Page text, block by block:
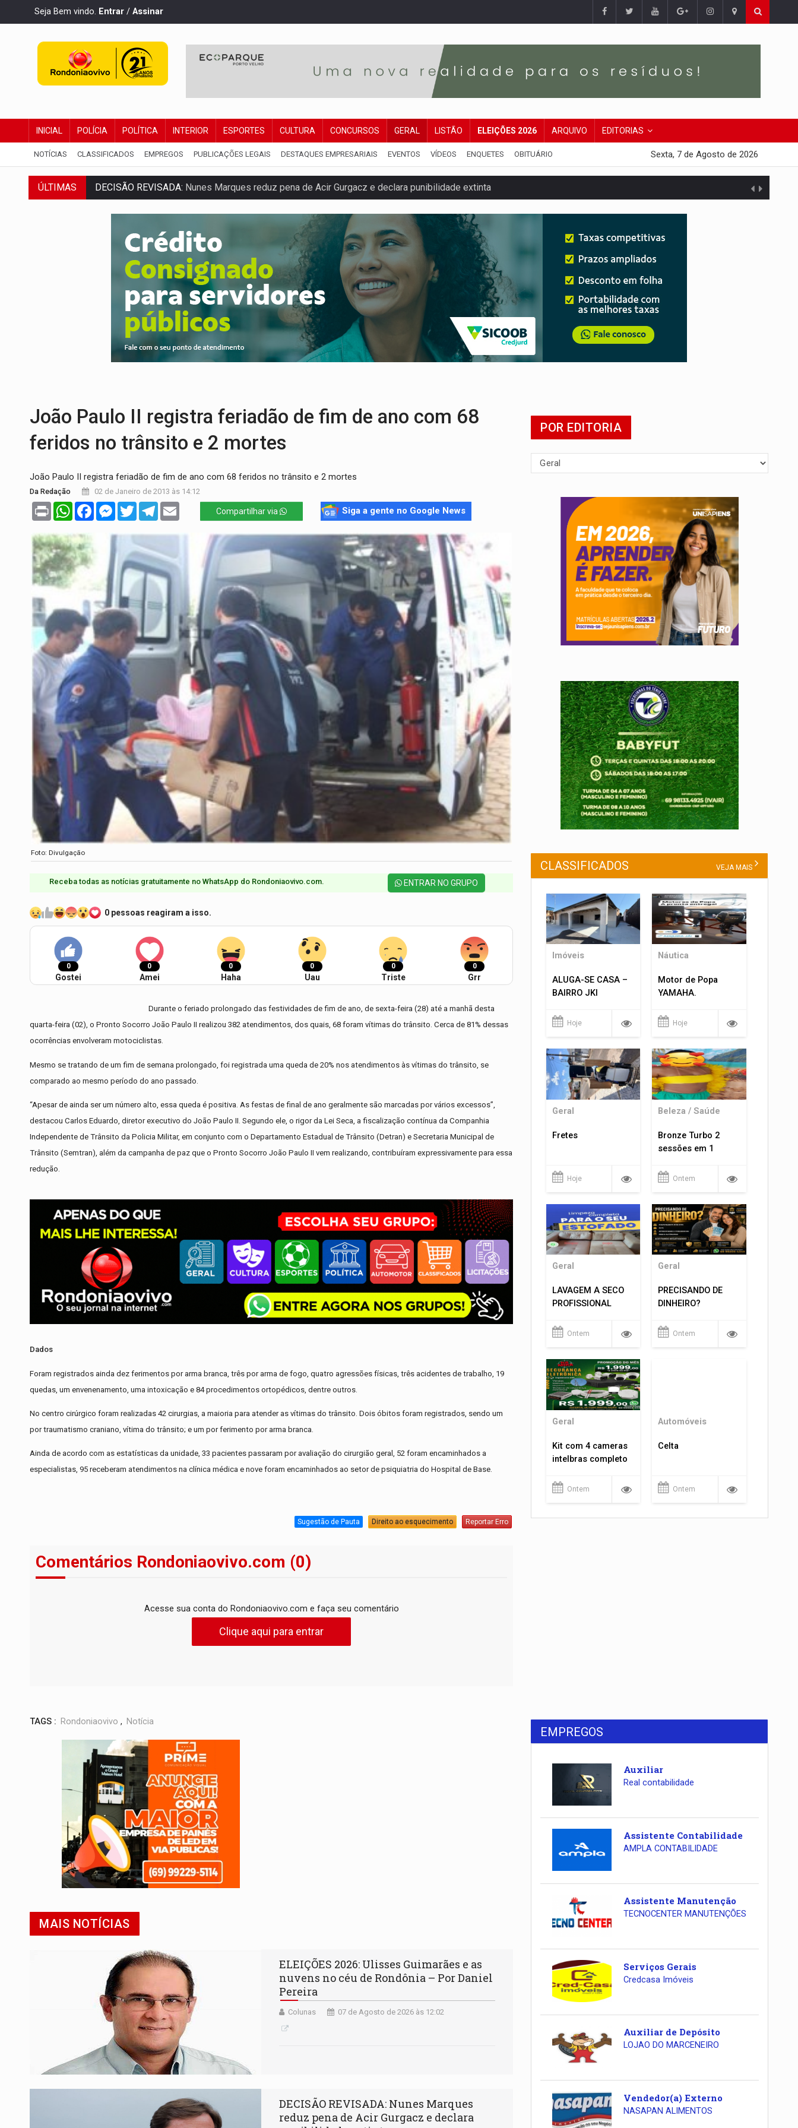
Seja Bem vindo. Entrar / Assinar
INICIAL POLÍCIA POLÍTICA INTERIOR ESPORTES CULTURA CONCURSOS GERAL LISTÃO ELEIÇÕES 2026 ARQUIVO EDITORIAS
NOTÍCIAS CLASSIFICADOS EMPREGOS PUBLICAÇÕES LEGAIS DESTAQUES EMPRESARIAIS EVENTOS VÍDEOS ENQUETES OBITUÁRIO Sexta, 7 de Agosto de 2026
ÚLTIMAS
DECISÃO REVISADA:Nunes Marques reduz pena de Acir Gurgacz e declara punibilidade extinta
CONEXÃO RONDONIAOVIVO:Museólogo Antônio Ocampo lança livro sobre a Madeira-Mamoré
ELEIÇÕES 2026:Patrimônio de candidata a deputada federal do PL salta R$ 1 mil para R$ 155 mil
Quadrilha é flagrada com cerca de 200 porções de drogas
BAIRRO TEIXEIRÃO: MPF cobra regularização fundiária da comunidade Nova Colina
SUCESSO NA ABERTURA:2ª Feira Rondônia Empreendedora segue no Espaço Alternativo com entrada gratuita
REESTRUTURAÇÃO:Secretário da Seinfra de Porto Velho pede exoneração do cargo
SAÚDE INDÍGENA:Pirahã terão consultas e exames especializados durante expedição do SUS
ECONOMIA: Dia dos pais deve movimentar R$ 8,5 bilhões e RO projeta alta de 8,8%
João Paulo II registra feriadão de fim de ano com 68
feridos no trânsito e 2 mortes
João Paulo II registra feriadão de fim de ano com 68 feridos no trânsito e 2 mortes
Da Redação 02 de Janeiro de 2013 às 14:12
Print WhatsAppFacebookMessenger
TwitterTelegram Compartilhar via Siga a gente no Google News
Foto: Divulgação
Receba todas as notícias gratuitamente no WhatsApp do Rondoniaovivo.com.​ ENTRAR NO GRUPO
0 pessoas reagiram a isso.
0
Gostei
0
Amei
0
Haha
0
Uau
0
Triste
0
Grr
Durante o feriado prolongado das festividades de fim de ano, de sexta-feira (28) até a manhã desta
quarta-feira (02), o Pronto Socorro João Paulo II realizou 382 atendimentos, dos quais, 68 foram vítimas do trânsito. Cerca de 81% dessas
ocorrências envolveram motociclistas.
Mesmo se tratando de um fim de semana prolongado, foi registrada uma queda de 20% nos atendimentos às vítimas do trânsito, se
comparado ao mesmo período do ano passado.
“Apesar de ainda ser um número alto, essa queda é positiva. As festas de final de ano geralmente são marcadas por vários excessos”,
destacou Carlos Eduardo, diretor executivo do João Paulo II. Segundo ele, o rigor da Lei Seca, a fiscalização contínua da Companhia
Independente de Trânsito da Policia Militar, em conjunto com o Departamento Estadual de Trânsito (Detran) e Secretaria Municipal de
Trânsito (Semtran), além da campanha de paz que o Pronto Socorro João Paulo II vem realizando, contribuíram expressivamente para essa
redução.
Dados
Foram registrados ainda dez ferimentos por arma branca, três por arma de fogo, quatro agressões físicas, três acidentes de trabalho, 19
quedas, um envenenamento, uma intoxicação e 84 procedimentos ortopédicos, dentre outros.
No centro cirúrgico foram realizadas 42 cirurgias, a maioria para atender as vítimas do trânsito. Dois óbitos foram registrados, sendo um
por traumatismo craniano, vítima do trânsito; e um por ferimento por arma branca.
Ainda de acordo com as estatísticas da unidade, 33 pacientes passaram por avaliação do cirurgião geral, 52 foram encaminhados a
especialistas, 95 receberam atendimentos na clínica médica e nove foram encaminhados ao setor de psiquiatria do Hospital de Base.
Sugestão de Pauta Direito ao esquecimento Reportar Erro
Comentários Rondoniaovivo.com (0)
Acesse sua conta do Rondoniaovivo.com e faça seu comentário
Clique aqui para entrar
TAGS : Rondoniaovivo , Notícia
MAIS NOTÍCIAS
ELEIÇÕES 2026: Ulisses Guimarães e as
nuvens no céu de Rondônia – Por Daniel
Pereira
Colunas 07 de Agosto de 2026 às 12:02
DECISÃO REVISADA: Nunes Marques
reduz pena de Acir Gurgacz e declara
POR EDITORIA
CLASSIFICADOS VEJA MAIS
Imóveis
ALUGA-SE CASA –
BAIRRO JKI
Hoje
Náutica
Motor de Popa
YAMAHA.
Hoje
Geral
Fretes
Hoje
Beleza / Saúde
Bronze Turbo 2
sessões em 1
Ontem
Geral
LAVAGEM A SECO
PROFISSIONAL
Ontem
Geral
PRECISANDO DE
DINHEIRO?
Ontem
Geral
Kit com 4 cameras
intelbras completo
Ontem
Automóveis
Celta
Ontem
EMPREGOS
Auxiliar
Real contabilidade
Assistente Contabilidade
AMPLA CONTABILIDADE
Assistente Manutenção
TECNOCENTER MANUTENÇÕES
Serviços Gerais
Credcasa Imóveis
Auxiliar de Depósito
LOJAO DO MARCENEIRO
Vendedor(a) Externo
NASAPAN ALIMENTOS